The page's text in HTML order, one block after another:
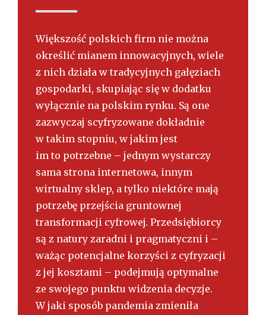
Większość polskich firm nie można
określić mianem innowacyjnych, wiele
z nich działa w tradycyjnych gałęziach
gospodarki, skupiając się w dodatku
wyłącznie na polskim rynku. Są one
zazwyczaj scyfryzowane dokładnie
w takim stopniu, w jakim jest
im to potrzebne – jednym wystarczy
sama strona internetowa, innym
wirtualny sklep, a tylko niektóre mają
potrzebę przejścia gruntownej
transformacji cyfrowej. Przedsiębiorcy
są z natury zaradni i pragmatyczni i –
ważąc potencjalne korzyści z cyfryzacji
z jej kosztami – podejmują optymalne
ze swojego punktu widzenia decyzje.
W jaki sposób pandemia zmieniła